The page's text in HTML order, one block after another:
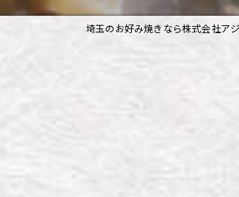
埼玉のお好み焼きなら株式会社ア